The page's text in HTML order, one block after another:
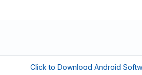
Click to Download Android Software (V+4)